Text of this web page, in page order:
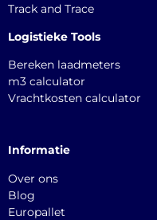
Track and Trace
Logistieke Tools
Bereken laadmeters
m3 calculator
Vrachtkosten calculator
Informatie
Over ons
Blog
Europallet